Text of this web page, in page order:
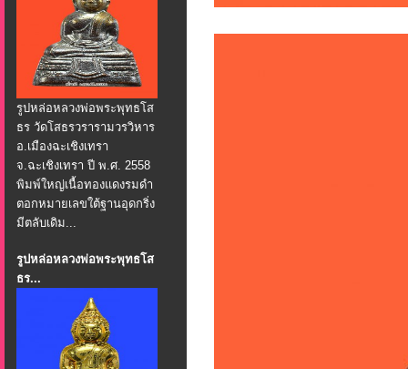
รูปหล่อหลวงพ่อพระพุทธโส
ธร วัดโสธรวรารามวรวิหาร
อ.เมืองฉะเชิงเทรา
จ.ฉะเชิงเทรา ปี พ.ศ. 2558
พิมพ์ใหญ่เนื้อทองแดงรมดำ
ตอกหมายเลขใต้ฐานอุดกริ่ง
มีตลับเดิม...
รูปหล่อหลวงพ่อพระพุทธโส
ธร...